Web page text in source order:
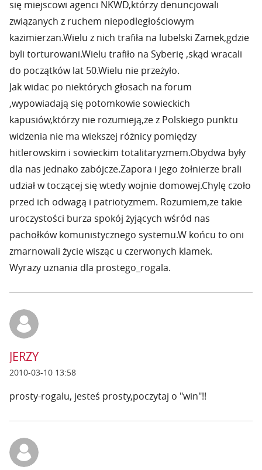
się miejscowi agenci NKWD,którzy denuncjowali
związanych z ruchem niepodległościowym
kazimierzan.Wielu z nich trafiła na lubelski Zamek,gdzie
byli torturowani.Wielu trafiło na Syberię ,skąd wracali
do początków lat 50.Wielu nie przeżyło.
Jak widac po niektórych głosach na forum
,wypowiadają się potomkowie sowieckich
kapusiów,którzy nie rozumieją,że z Polskiego punktu
widzenia nie ma wiekszej różnicy pomiędzy
hitlerowskim i sowieckim totalitaryzmem.Obydwa były
dla nas jednako zabójcze.Zapora i jego żołnierze brali
udział w toczącej się wtedy wojnie domowej.Chylę czoło
przed ich odwagą i patriotyzmem. Rozumiem,ze takie
uroczystości burza spokój żyjących wśród nas
pachołków komunistycznego systemu.W końcu to oni
zmarnowali życie wisząc u czerwonych klamek.
Wyrazy uznania dla prostego_rogala.
JERZY
2010-03-10 13:58
prosty-rogalu, jesteś prosty,poczytaj o "win"!!